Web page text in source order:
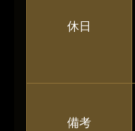
休日
備考